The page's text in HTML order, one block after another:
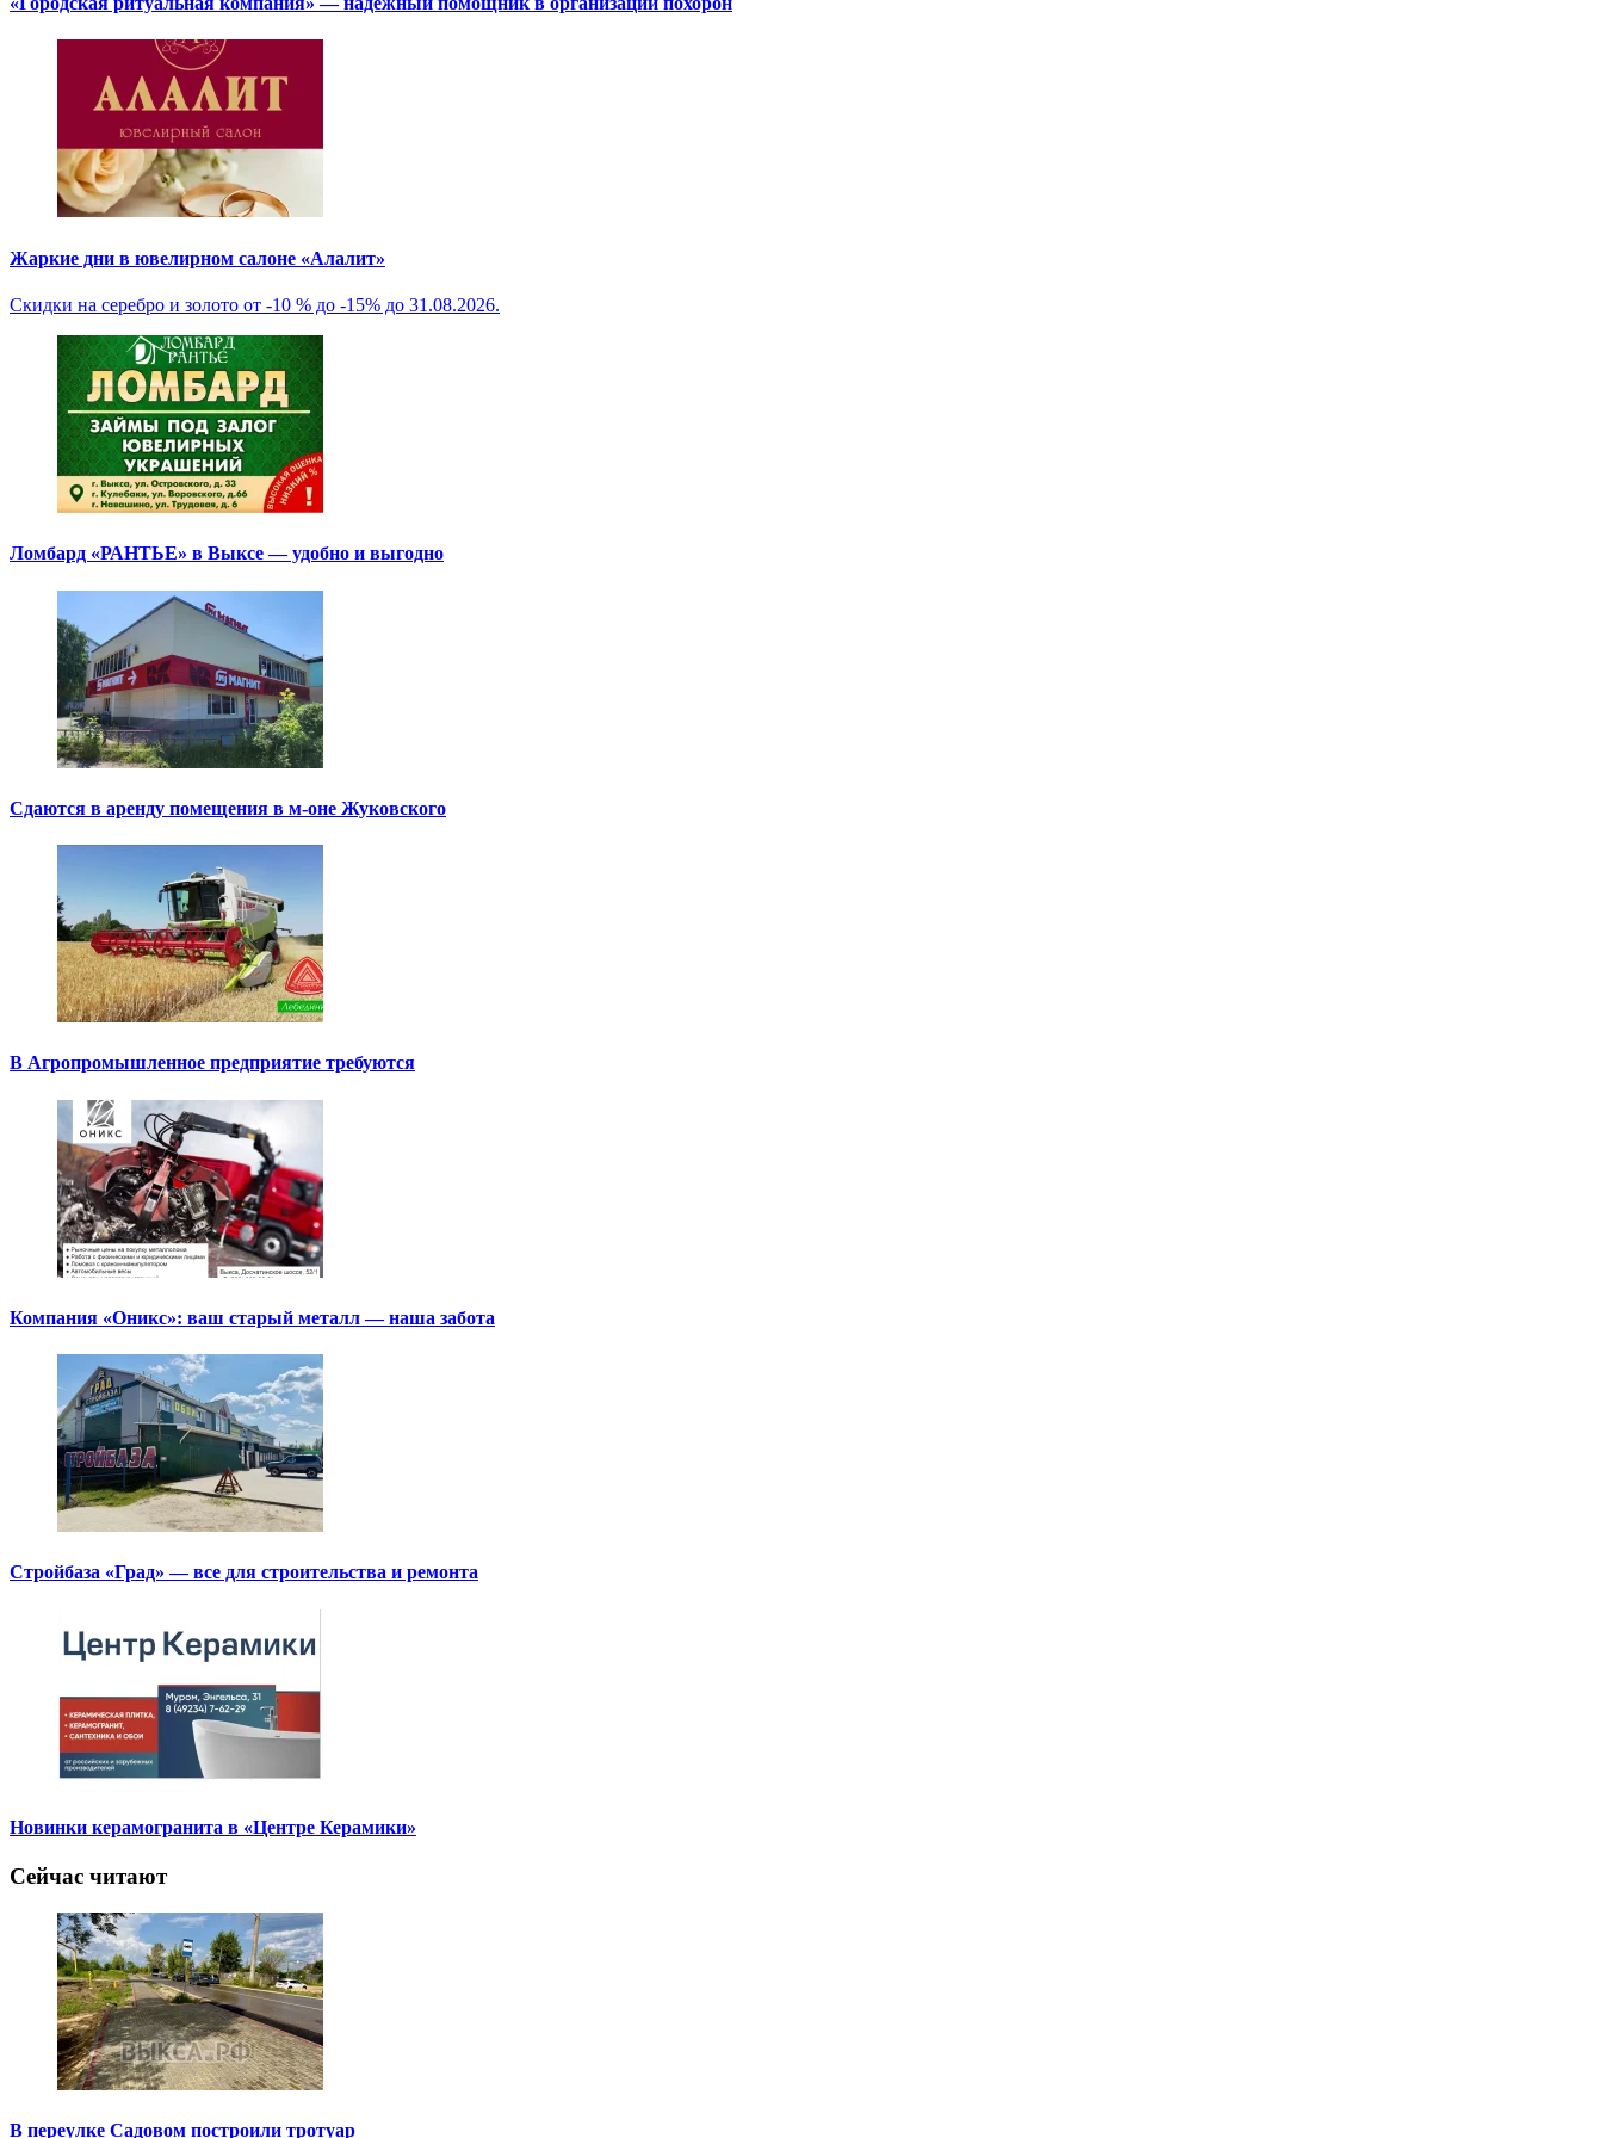
Жаркие дни в ювелирном салоне «Алалит»
Скидки на серебро и золото от -10 % до -15% до 31.08.2026.
Ломбард «РАНТЬЕ» в Выксе — удобно и выгодно
Сдаются в аренду помещения в м-оне Жуковского
В Агропромышленное предприятие требуются
Компания «Оникс»: ваш старый металл — наша забота
Стройбаза «Град» — все для строительства и ремонта
Новинки керамогранита в «Центре Керамики»
Сейчас читают
В переулке Садовом построили тротуар